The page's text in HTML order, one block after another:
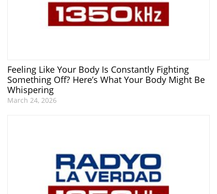
Feeling Like Your Body Is Constantly Fighting
Something Off? Here’s What Your Body Might Be
Whispering
March 24, 2026